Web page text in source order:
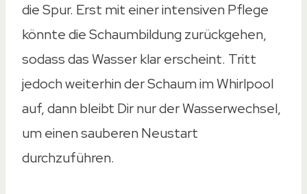
die Spur. Erst mit einer intensiven Pflege
könnte die Schaumbildung zurückgehen,
sodass das Wasser klar erscheint. Tritt
jedoch weiterhin der Schaum im Whirlpool
auf, dann bleibt Dir nur der Wasserwechsel,
um einen sauberen Neustart
durchzuführen.